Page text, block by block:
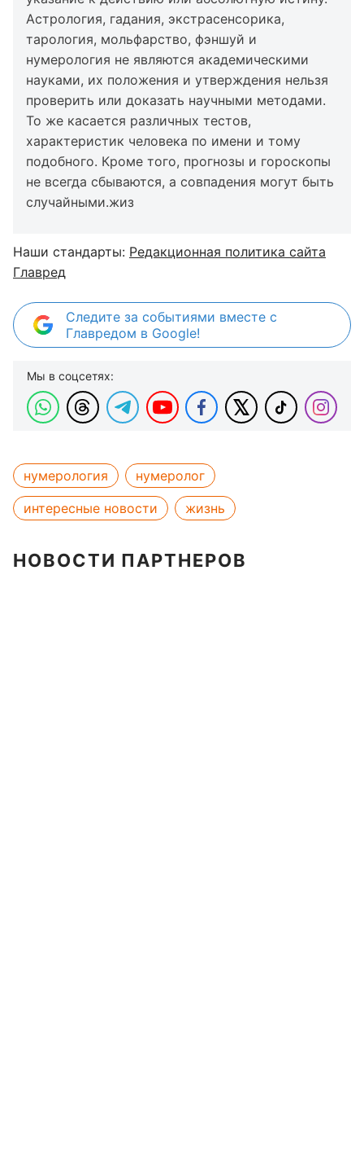
Астрология, гадания, экстрасенсорика,
тарология, мольфарство, фэншуй и
нумерология не являются академическими
науками, их положения и утверждения нельзя
проверить или доказать научными методами.
То же касается различных тестов,
характеристик человека по имени и тому
подобного. Кроме того, прогнозы и гороскопы
не всегда сбываются, а совпадения могут быть
случайными.жиз
Наши стандарты: Редакционная политика сайта
Главред
Следите за событиями вместе с
Главредом в Google!
Мы в соцсетях:
нумерология
нумеролог
интересные новости
жизнь
НОВОСТИ ПАРТНЕРОВ